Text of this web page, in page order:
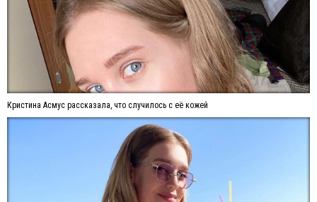
Кристина Асмус рассказала, что случилось с её кожей